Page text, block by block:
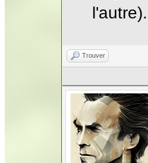
l'autre).
Trouver